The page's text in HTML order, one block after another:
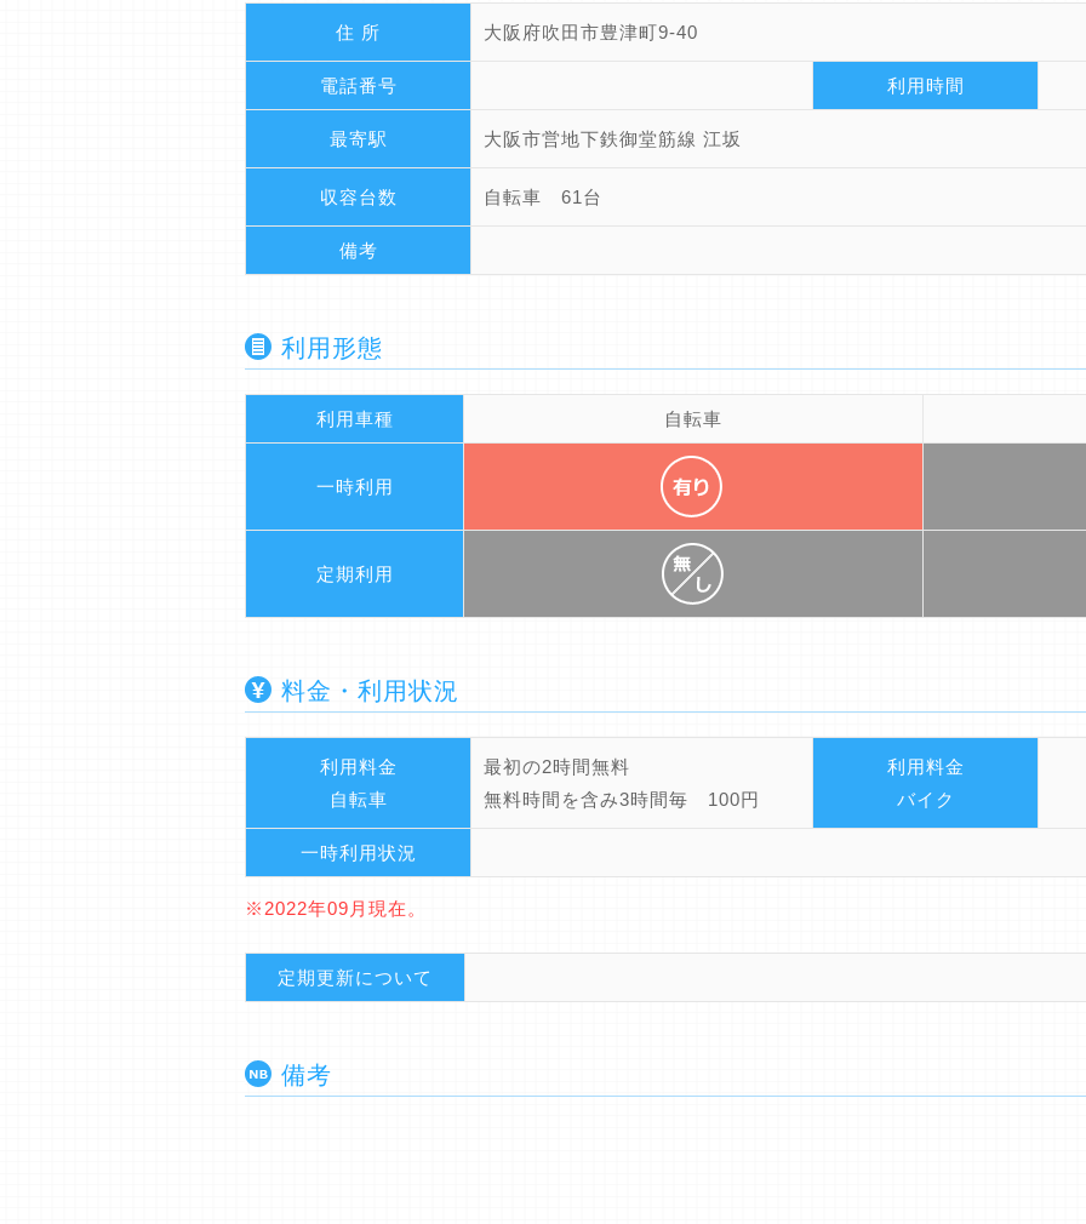
住 所 大阪府吹田市豊津町9-40
電話番号 利用時間
最寄駅 大阪市営地下鉄御堂筋線 江坂
収容台数 自転車 61台
備考
利用形態
利用車種 自転車
一時利用
定期利用
料金・利用状況
利用料金
自転車
最初の2時間無料
無料時間を含み3時間毎 100円
利用料金
バイク
一時利用状況
※2022年09月現在。
定期更新について
備考